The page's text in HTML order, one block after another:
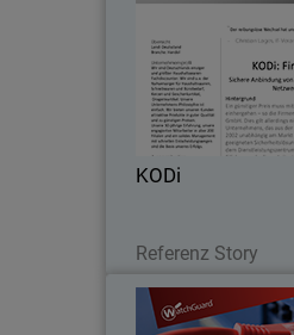
KODi
Referenz Story
Ein günstiger Preis
Abstrichen bei der
– so die
Diskontläden GmbH.
nicht nur für die